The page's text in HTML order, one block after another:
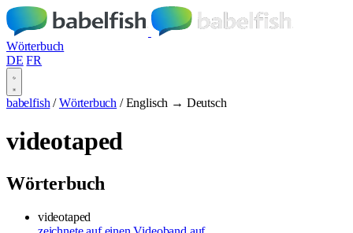
Wörterbuch
DE FR
babelfish / Wörterbuch / Englisch → Deutsch
videotaped
Wörterbuch
videotaped